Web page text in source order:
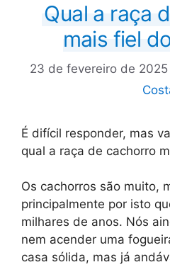
Qual a raça
mais fiel
23 de fevereiro de 2025
É difícil responder, mas
qual a raça de cachorro
Os cachorros são muito,
principalmente por isto
milhares de anos. Nós
nem acender uma
casa sólida, mas já